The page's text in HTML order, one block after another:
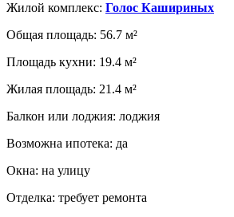
Жилой комплекс: Голос Кашириных
Общая площадь: 56.7 м²
Площадь кухни: 19.4 м²
Жилая площадь: 21.4 м²
Балкон или лоджия: лоджия
Возможна ипотека: да
Окна: на улицу
Отделка: требует ремонта